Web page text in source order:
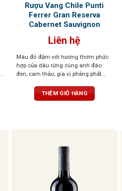
Rượu Vang Chile Punti
Ferrer Gran Reserva
Cabernet Sauvignon
Liên hệ
Màu đỏ đậm với hương thơm phức
hợp của dâu rừng cùng anh đào
đen, cam thảo, gia vị phảng phất
trọng, tinh tếTHÊM GIỎ HÀNG